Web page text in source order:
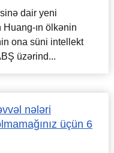
dair yeni
ın ölkənin
ona süni intellekt
üzərind...
nələri
üçün 6